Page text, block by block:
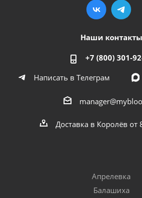
Наши контакты
+7 (800) 301-
Написать в Телеграм
Доставка в Королёв от
Апрелевка
Балашиха